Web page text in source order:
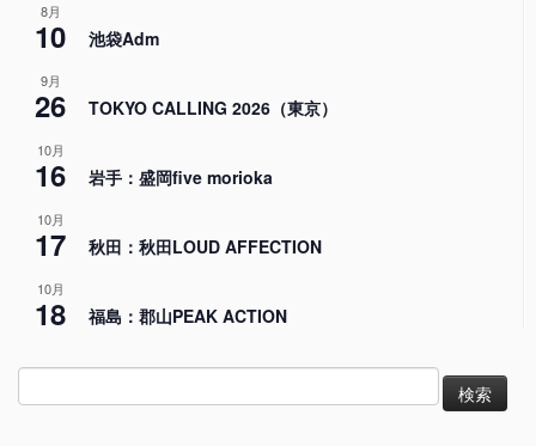
8月
10 池袋Adm
9月
26 TOKYO CALLING 2026（東京）
10月
16 岩手：盛岡five morioka
10月
17 秋田：秋田LOUD AFFECTION
10月
18 福島：郡山PEAK ACTION
索: